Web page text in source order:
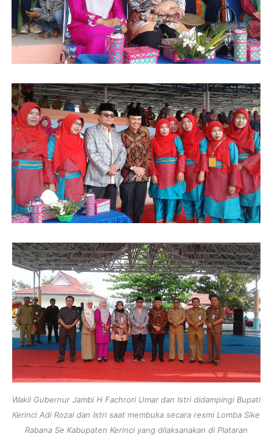
Wakil Gubernur Jambi H Fachrori Umar dan Istri didampingi Bupati
Kerinci Adi Rozal dan Istri saat membuka secara resmi Lomba Sike
Rabana Se Kabupaten Kerinci yang dilaksanakan di Plataran